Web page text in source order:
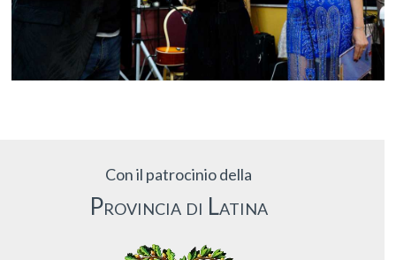
Con il patrocinio della
Provincia di Latina